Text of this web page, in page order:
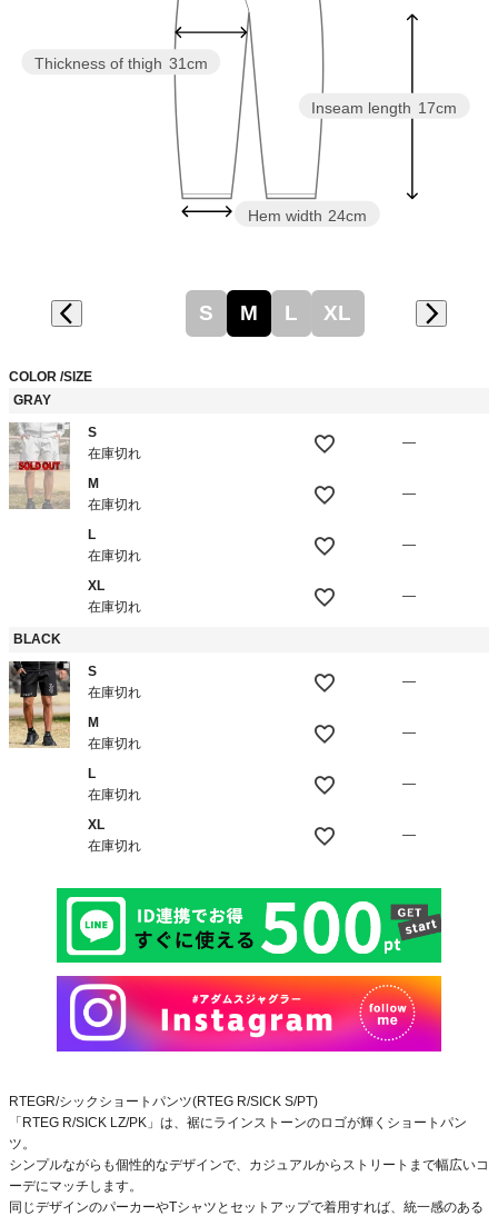
Inseam length 17cm
Hem width 24cm
Thickness of thigh 31cm
S M L XL
COLOR SIZE
GRAY
S
在庫切れ
—
M
在庫切れ
—
L
在庫切れ
—
XL
在庫切れ
—
BLACK
S
在庫切れ
—
M
在庫切れ
—
L
在庫切れ
—
XL
在庫切れ
—
RTEGR/シックショートパンツ(RTEG R/SICK S/PT)
「RTEG R/SICK LZ/PK」は、裾にラインストーンのロゴが輝くショートパン
ツ。
シンプルながらも個性的なデザインで、カジュアルからストリートまで幅広いコ
ーデにマッチします。
同じデザインのパーカーやTシャツとセットアップで着用すれば、統一感のある